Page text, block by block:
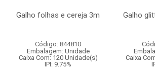
Galho folhas e cereja 3m
Código: 844810
Embalagem: Unidade
Caixa Com: 120 Unidade(s)
IPI: 9.75%
Galho
Caixa